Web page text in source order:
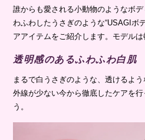
誰からも愛される小動物のようなボ
わふわしたうさぎのような“USAGIボ
アアイテムをご紹介します。モデルは
透明感のあるふわふわ白肌
まるで白うさぎのような、透けるよ
外線が少ない今から徹底したケアを
う。